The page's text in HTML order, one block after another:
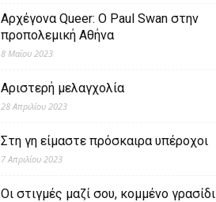
Αρχέγονα Queer: O Paul Swan στην
προπολεμική Αθήνα
8 Μαΐου 2023
Αριστερή μελαγχολία
28 Απριλίου 2023
Στη γη είμαστε πρόσκαιρα υπέροχοι
7 Απριλίου 2023
Οι στιγμές μαζί σου, κομμένο γρασίδι